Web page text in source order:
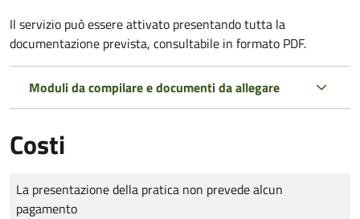
Il servizio può essere attivato presentando tutta la
documentazione prevista, consultabile in formato PDF.
Moduli da compilare e documenti da allegare
Costi
Tipo di pagamento
Importo
La presentazione della pratica non prevede alcun
pagamento